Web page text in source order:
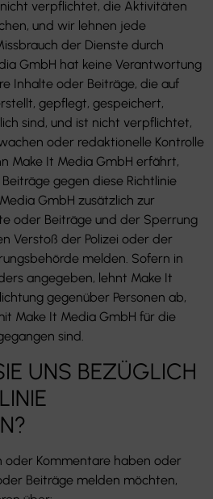
verpflichtet, die Aktivitäten
und wir lehnen jede
der Dienste durch
GmbH hat keine Verantwortung
Inhalte oder Beiträge, die auf
gepflegt, gespeichert,
sind, und ist nicht verpflichtet,
oder redaktionelle Kontrolle
Make It Media GmbH erfährt,
gegen diese Richtlinie
GmbH zusätzlich zur
oder Beiträge und der Sperrung
Verstoß der Polizei oder der
melden. Sofern in
angegeben, lehnt Make It
gegenüber Personen ab,
Make It Media GmbH für die
sind.
UNS BEZÜGLICH
oder Kommentare haben oder
Beiträge melden möchten,